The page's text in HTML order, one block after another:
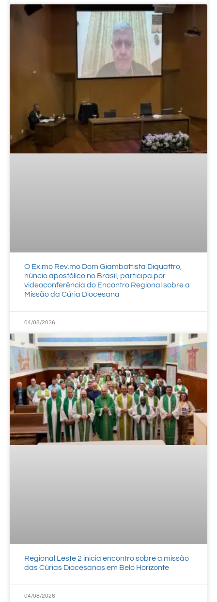
O Ex.mo Rev.mo Dom Giambattista Diquattro,
núncio apostólico no Brasil, participa por
videoconferência do Encontro Regional sobre a
Missão da Cúria Diocesana
04/08/2026
Regional Leste 2 inicia encontro sobre a missão
das Cúrias Diocesanas em Belo Horizonte
04/08/2026